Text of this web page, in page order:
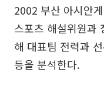
2002 부산 아시안
스포츠 해설위원과
해 대표팀 전력과
등을 분석한다.